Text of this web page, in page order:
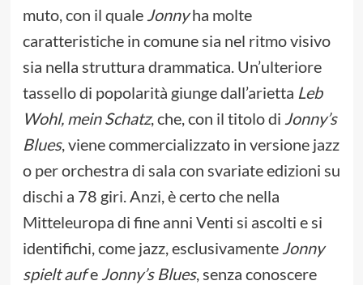
muto, con il quale Jonnyha molte
caratteristiche in comune sia nel ritmo visivo
sia nella struttura drammatica. Un’ulteriore
tassello di popolarità giunge dall’arietta Leb
Wohl, mein Schatz, che, con il titolo di Jonny’s
Blues, viene commercializzato in versione jazz
o per orchestra di sala con svariate edizioni su
dischi a 78 giri. Anzi, è certo che nella
Mitteleuropa di fine anni Venti si ascolti e si
identifichi, come jazz, esclusivamente Jonny
spielt aufe Jonny’s Blues, senza conoscere